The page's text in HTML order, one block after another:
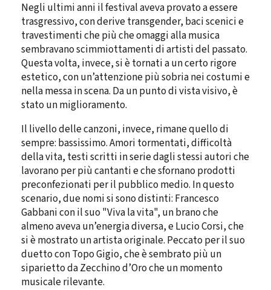
Negli ultimi anni il festival aveva provato a essere
trasgressivo, con derive transgender, baci scenici e
travestimenti che più che omaggi alla musica
sembravano scimmiottamenti di artisti del passato.
Questa volta, invece, si è tornati a un certo rigore
estetico, con un’attenzione più sobria nei costumi e
nella messa in scena. Da un punto di vista visivo, è
stato un miglioramento.
Il livello delle canzoni, invece, rimane quello di
sempre: bassissimo. Amori tormentati, difficoltà
della vita, testi scritti in serie dagli stessi autori che
lavorano per più cantanti e che sfornano prodotti
preconfezionati per il pubblico medio. In questo
scenario, due nomi si sono distinti: Francesco
Gabbani con il suo "Viva la vita", un brano che
almeno aveva un’energia diversa, e Lucio Corsi, che
si è mostrato un artista originale. Peccato per il suo
duetto con Topo Gigio, che è sembrato più un
siparietto da Zecchino d’Oro che un momento
musicale rilevante.